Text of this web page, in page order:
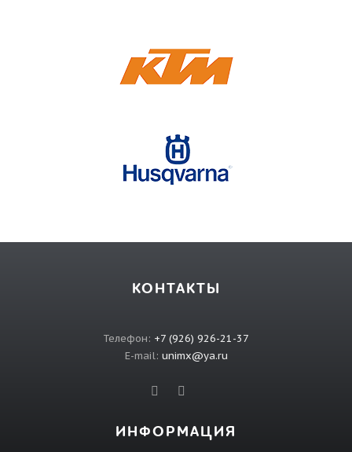
КОНТАКТЫ
Телефон: +7 (926) 926-21-37
E-mail: unimx@ya.ru
ИНФОРМАЦИЯ